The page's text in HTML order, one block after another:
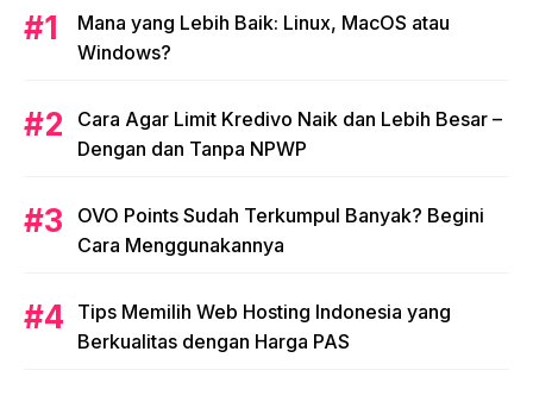
Mana yang Lebih Baik: Linux, MacOS atau
Windows?
Cara Agar Limit Kredivo Naik dan Lebih Besar –
Dengan dan Tanpa NPWP
OVO Points Sudah Terkumpul Banyak? Begini
Cara Menggunakannya
Tips Memilih Web Hosting Indonesia yang
Berkualitas dengan Harga PAS